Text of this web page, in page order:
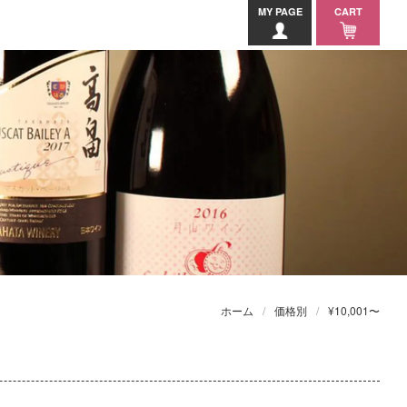
MY PAGE CART
ホーム 価格別 ¥10,001〜